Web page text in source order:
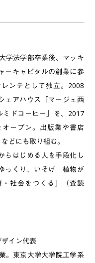
学法学部卒業後、マッキ
ーキャピタルの創業に参
ンテとして独立。2008
ェアハウス「マージュ西
ドコーヒー」を、2017
ープン。出版業や書店
どにも取り組む。
らはじめる人を手段化し
っくり、いそげ 植物が
社会をつくる」（査読
イン代表
。東京大学大学院工学系